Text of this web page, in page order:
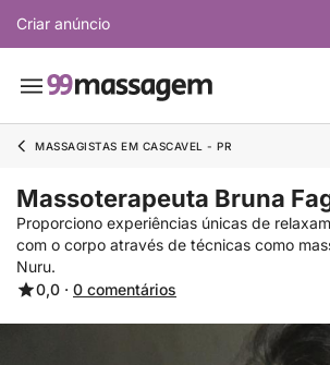
Criar anúncio
MASSAGISTAS EM CASCAVEL - PR
Massoterapeuta Bruna
Proporciono experiências únicas de
com o corpo através de técnicas como
Nuru.
0,0 · 0 comentários